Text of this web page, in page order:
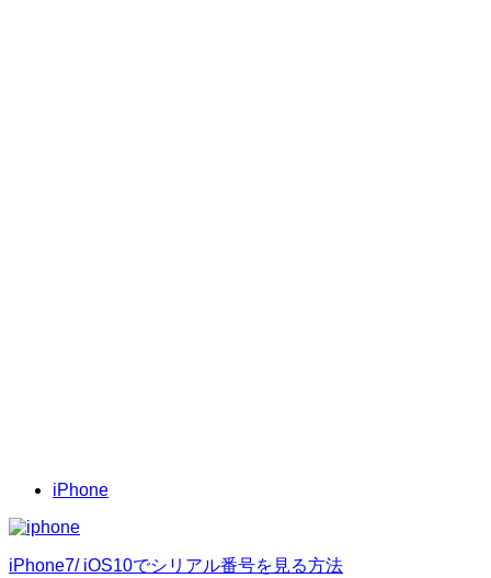
iPhone
iPhone7/ iOS10でシリアル番号を見る方法